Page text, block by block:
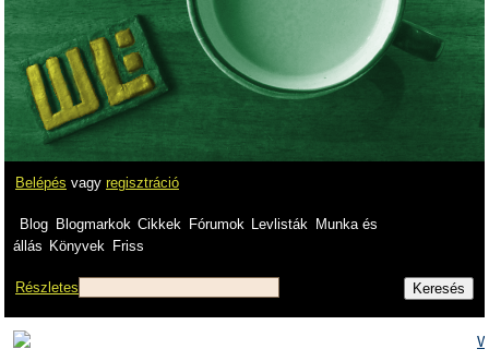
Belépés vagy regisztráció
Blog Blogmarkok Cikkek Fórumok Levlisták
Munka és
állás Könyvek Friss
Részletes